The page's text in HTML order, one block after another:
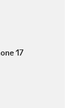
17